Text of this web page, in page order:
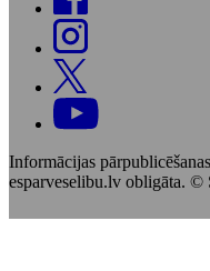
Informācijas
esparveselibu.lv obligāta. ©